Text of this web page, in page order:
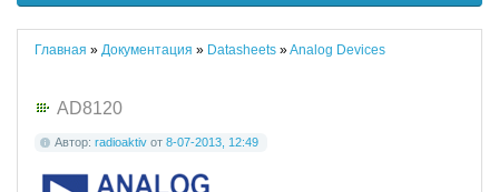
Главная » Документация » Datasheets »Analog Devices
AD8120
Автор: radioaktiv от 8-07-2013, 12:49